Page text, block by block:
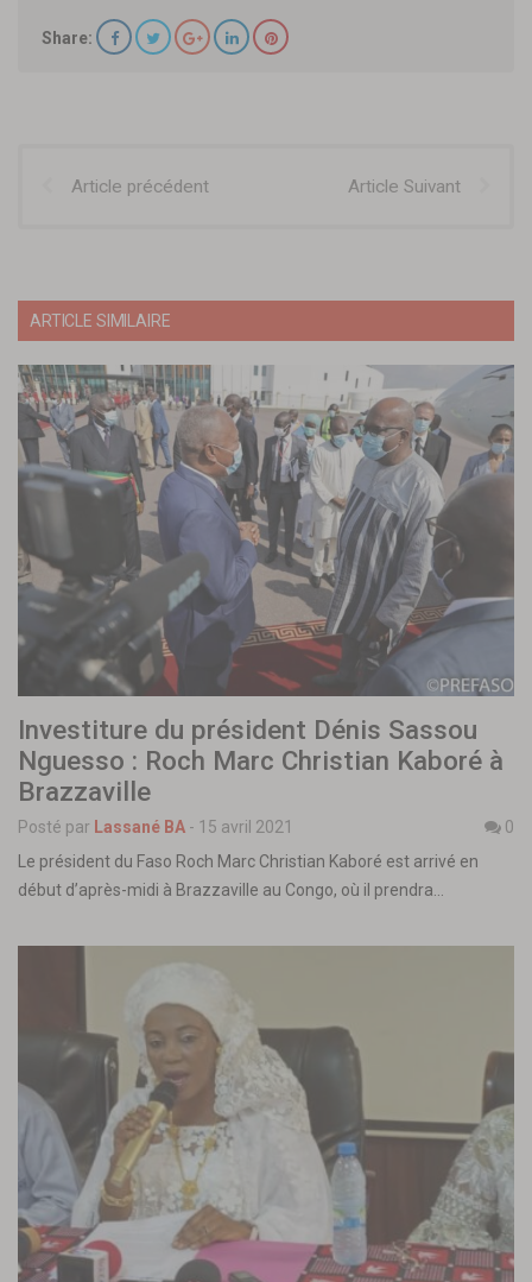
Share:
Article précédent Article Suivant
ARTICLE SIMILAIRE
Investiture du président Dénis Sassou
Nguesso : Roch Marc Christian Kaboré à
Brazzaville
Posté par Lassané BA - 15 avril 2021
0
Le président du Faso Roch Marc Christian Kaboré est arrivé en
début d’après-midi à Brazzaville au Congo, où il prendra…